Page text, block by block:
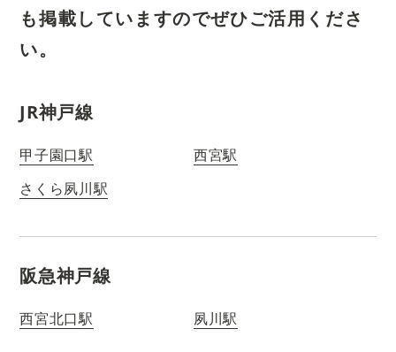
も掲載していますのでぜひご活用くださ
い。
JR神戸線
甲子園口駅
西宮駅
さくら夙川駅
阪急神戸線
西宮北口駅 夙川駅